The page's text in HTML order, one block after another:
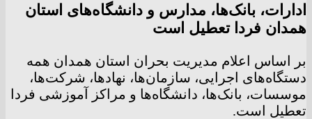
ادارات، بانک‌ها، مدارس و دانشگاه‌های استان
همدان فردا تعطیل است
بر اساس اعلام مدیریت بحران استان همدان همه
دستگاه‌های اجرایی، سازمان‌ها، نهادها، شرکت‌ها،
موسسات، بانک‌ها، دانشگاه‌ها و مراکز آموزشی فردا
تعطیل است.